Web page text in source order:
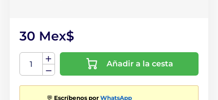
30 Mex$
Añadir a la cesta
💬 Escríbenos por WhatsApp